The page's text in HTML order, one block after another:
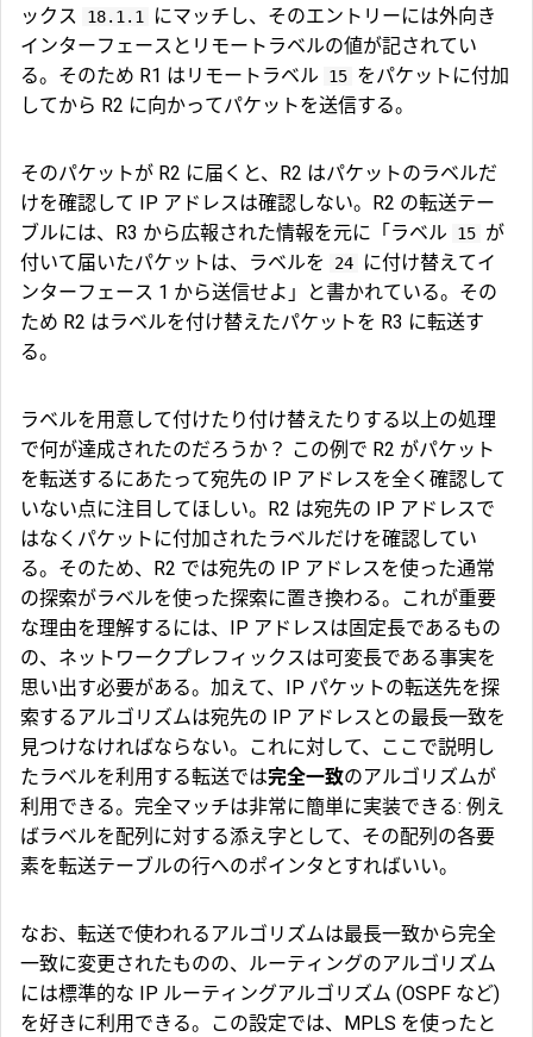
ックス
18.1.1
にマッチし、そのエントリーには外向き
インターフェースとリモートラベルの値が記されてい
る。そのため R1 はリモートラベル
15 をパケットに付加
してから R2 に向かってパケットを送信する。
そのパケットが R2 に届くと、R2 はパケットのラベルだ
けを確認して IP アドレスは確認しない。R2 の転送テー
ブルには、R3 から広報された情報を元に「ラベル
15 が
付いて届いたパケットは、ラベルを
24
に付け替えてイ
ンターフェース 1 から送信せよ」と書かれている。その
ため R2 はラベルを付け替えたパケットを R3 に転送す
る。
ラベルを用意して付けたり付け替えたりする以上の処理
で何が達成されたのだろうか？ この例で R2 がパケット
を転送するにあたって宛先の IP アドレスを全く確認して
いない点に注目してほしい。R2 は宛先の IP アドレスで
はなくパケットに付加されたラベルだけを確認してい
る。そのため、R2 では宛先の IP アドレスを使った通常
の探索がラベルを使った探索に置き換わる。これが重要
な理由を理解するには、IP アドレスは固定長であるもの
の、ネットワークプレフィックスは可変長である事実を
思い出す必要がある。加えて、IP パケットの転送先を探
索するアルゴリズムは宛先の IP アドレスとの最長一致を
見つけなければならない。これに対して、ここで説明し
たラベルを利用する転送では完全一致のアルゴリズムが
利用できる。完全マッチは非常に簡単に実装できる: 例え
ばラベルを配列に対する添え字として、その配列の各要
素を転送テーブルの行へのポインタとすればいい。
なお、転送で使われるアルゴリズムは最長一致から完全
一致に変更されたものの、ルーティングのアルゴリズム
には標準的な IP ルーティングアルゴリズム (OSPF など)
を好きに利用できる。この設定では、MPLS を使ったと